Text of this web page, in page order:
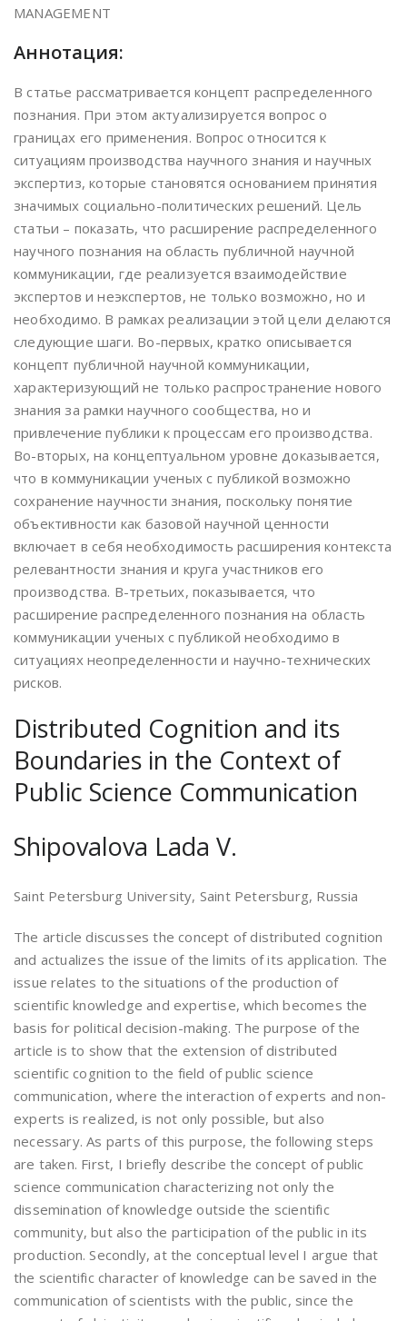
MANAGEMENT
Аннотация:
В статье рассматривается концепт распределенного
познания. При этом актуализируется вопрос о
границах его применения. Вопрос относится к
ситуациям производства научного знания и научных
экспертиз, которые становятся основанием принятия
значимых социально-политических решений. Цель
статьи – показать, что расширение распределенного
научного познания на область публичной научной
коммуникации, где реализуется взаимодействие
экспертов и неэкспертов, не только возможно, но и
необходимо. В рамках реализации этой цели делаются
следующие шаги. Во-первых, кратко описывается
концепт публичной научной коммуникации,
характеризующий не только распространение нового
знания за рамки научного сообщества, но и
привлечение публики к процессам его производства.
Во-вторых, на концептуальном уровне доказывается,
что в коммуникации ученых с публикой возможно
сохранение научности знания, поскольку понятие
объективности как базовой научной ценности
включает в себя необходимость расширения контекста
релевантности знания и круга участников его
производства. В-третьих, показывается, что
расширение распределенного познания на область
коммуникации ученых с публикой необходимо в
ситуациях неопределенности и научно-технических
рисков.
Distributed Cognition and its
Boundaries in the Context of
Public Science Communication
Shipovalova Lada V.
Saint Petersburg University, Saint Petersburg, Russia
The article discusses the concept of distributed cognition
and actualizes the issue of the limits of its application. The
issue relates to the situations of the production of
scientific knowledge and expertise, which becomes the
basis for political decision-making. The purpose of the
article is to show that the extension of distributed
scientific cognition to the field of public science
communication, where the interaction of experts and non-
experts is realized, is not only possible, but also
necessary. As parts of this purpose, the following steps
are taken. First, I briefly describe the concept of public
science communication characterizing not only the
dissemination of knowledge outside the scientific
community, but also the participation of the public in its
production. Secondly, at the conceptual level I argue that
the scientific character of knowledge can be saved in the
communication of scientists with the public, since the